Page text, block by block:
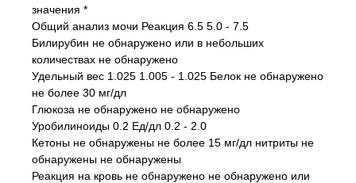
значения *
Общий анализ мочи Реакция 6.5 5.0 - 7.5
Билирубин не обнаружено или в небольших
количествах не обнаружено
Удельный вес 1.025 1.005 - 1.025 Белок не обнаружено
не более 30 мг/дл
Глюкоза не обнаружено не обнаружено
Уробилиноиды 0.2 Ед/дл 0.2 - 2.0
Кетоны не обнаружены не более 15 мг/дл нитриты не
обнаружены не обнаружены
Реакция на кровь не обнаружено не обнаружено или